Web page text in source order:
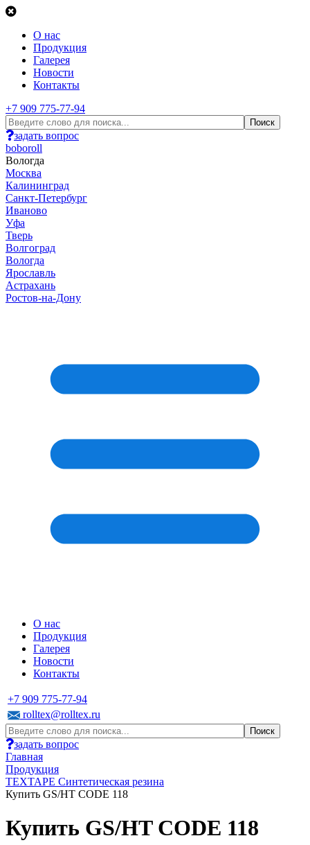
О нас
Продукция
Галерея
Новости
Контакты
+7 909 775-77-94
задать вопрос
boboroll
Вологда
Москва
Калининград
Санкт-Петербург
Иваново
Уфа
Тверь
Волгоград
Вологда
Ярославль
Астрахань
Ростов-на-Дону
О нас
Продукция
Галерея
Новости
Контакты
+7 909 775-77-94
rolltex@rolltex.ru
задать вопрос
Главная
Продукция
TEXTAPE Синтетическая резина
Купить GS/HT CODE 118
Купить GS/HT CODE 118